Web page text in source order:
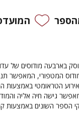
בארבעה מודוסים של
המטפורי, המאפשר
הטראומטי באמצעות
מאפשר גישה חיה אליה
הספר השונים באמצעות